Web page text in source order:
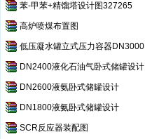
苯-甲苯+精馏塔设计图327265
高炉喷煤布置图
低压凝水罐立式压力容器DN3000
DN2400液化石油气卧式储罐设计
DN2600液氨卧式储罐设计
DN1800液氨卧式储罐设计
SCR反应器装配图